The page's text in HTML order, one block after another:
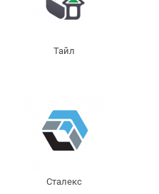
Тайл
Сталекс